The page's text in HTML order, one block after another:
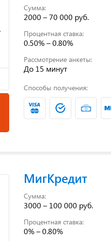
Сумма:
2000 – 70 000 руб.
Процентная ставка:
0.50% – 0.80%
Рассмотрение анкеты:
До 15 минут
Способы получения:
МигКредит
Сумма:
3000 – 100 000 руб.
Процентная ставка:
0% – 0.80%